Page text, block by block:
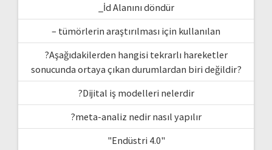
_İd Alanını döndür
– tümörlerin araştırılması için kullanılan
?Aşağıdakilerden hangisi tekrarlı hareketler
sonucunda ortaya çıkan durumlardan biri değildir?
?Dijital iş modelleri nelerdir
?meta-analiz nedir nasıl yapılır
"Endüstri 4.0"